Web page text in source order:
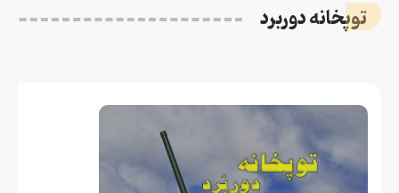
توپخانه دوربرد